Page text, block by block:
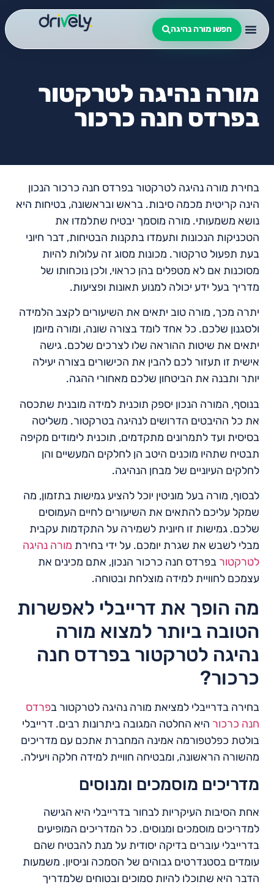
חפשו מורה נהיגה
מורה נהיגה לטרקטור
בפרדס חנה כרכור
בחירת מורה נהיגה לטרקטור בפרדס חנה כרכור הנכון
הינה קריטית מכמה סיבות. בראש ובראשונה, בטיחות היא
נושא משמעותי. מורה מוסמך יבטיח שתלמדו את
הטכניקות הנכונות ותעמדו בתקנות הבטיחות, דבר חיוני
בעת תפעול טרקטור. מכונות מסוג זה עלולות להיות
מסוכנות אם לא מטפלים בהן כראוי, ולכן נוכחותו של
מדריך בעל ידע יכולה למנוע תאונות ופציעות.
יתרה מכך, מורה טוב יתאים את השיעורים לקצב הלמידה
ולסגנון שלכם. כל אחד לומד בצורה שונה, ומורה מיומן
יתאים את שיטות ההוראה שלו לצרכים שלכם. גישה
אישית זו תעזור לכם להבין את הכישורים בצורה יעילה
יותר ותבנה את הביטחון שלכם מאחורי ההגה.
בנוסף, המורה הנכון יספק תוכנית למידה מובנית שתכסה
את כל ההיבטים הדרושים לנהיגה בטרקטור. משליטה
בסיסית ועד לתמרונים מתקדמים, תוכנית לימודים מקיפה
תבטיח שתהיו מוכנים היטב הן לחלקים המעשיים והן
לחלקים העיוניים של מבחן הנהיגה.
לבסוף, מורה בעל מוניטין יוכל להציע גמישות בתזמון, מה
שמקל עליכם להתאים את השיעורים לחיים העמוסים
שלכם. גמישות זו חיונית לשמירה על התקדמות עקבית
מבלי לשבש את שגרת יומכם. על ידי בחירת מורה נהיגה
לטרקטור בפרדס חנה כרכור הנכון, אתם מכינים את
עצמכם לחוויית למידה מוצלחת ובטוחה.
מה הופך את דרייבלי לאפשרות
הטובה ביותר למצוא מורה
נהיגה לטרקטור בפרדס חנה
כרכור?
בחירה בדרייבלי למציאת מורה נהיגה לטרקטור בפרדס
חנה כרכור היא החלטה המגובה ביתרונות רבים. דרייבלי
בולטת כפלטפורמה אמינה המחברת אתכם עם מדריכים
מהשורה הראשונה, ומבטיחה חוויית למידה חלקה ויעילה.
מדריכים מוסמכים ומנוסים
אחת הסיבות העיקריות לבחור בדרייבלי היא הגישה
למדריכים מוסמכים ומנוסים. כל המדריכים המופיעים
בדרייבלי עוברים בדיקה יסודית על מנת להבטיח שהם
עומדים בסטנדרטים גבוהים של הסמכה וניסיון. משמעות
הדבר היא שתוכלו להיות סמוכים ובטוחים שלמדריך